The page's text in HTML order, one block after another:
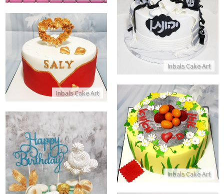
Inbals Cake Art
עוגת בר מצווה כשרה
התקשר/י
Inbals Cake Art
עוגת יום הולדת באהבה
התקשר/י
Inbals Cake Art
עוגת יום הולדת אביבית
התקשר/י
עוגת יום הולדת מעוצבת